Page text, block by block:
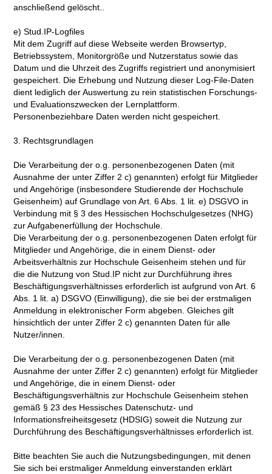
anschließend gelöscht..
e) Stud.IP-Logfiles
Mit dem Zugriff auf diese Webseite werden Browsertyp,
Betriebssystem, Monitorgröße und Nutzerstatus sowie das
Datum und die Uhrzeit des Zugriffs registriert und anonymisiert
gespeichert. Die Erhebung und Nutzung dieser Log-File-Daten
dient lediglich der Auswertung zu rein statistischen Forschungs-
und Evaluationszwecken der Lernplattform.
Personenbeziehbare Daten werden nicht gespeichert.
3. Rechtsgrundlagen
Die Verarbeitung der o.g. personenbezogenen Daten (mit
Ausnahme der unter Ziffer 2 c) genannten) erfolgt für Mitglieder
und Angehörige (insbesondere Studierende der Hochschule
Geisenheim) auf Grundlage von Art. 6 Abs. 1 lit. e) DSGVO in
Verbindung mit § 3 des Hessischen Hochschulgesetzes (NHG)
zur Aufgabenerfüllung der Hochschule.
Die Verarbeitung der o.g. personenbezogenen Daten erfolgt für
Mitglieder und Angehörige, die in einem Dienst- oder
Arbeitsverhältnis zur Hochschule Geisenheim stehen und für
die die Nutzung von Stud.IP nicht zur Durchführung ihres
Beschäftigungsverhältnisses erforderlich ist aufgrund von Art. 6
Abs. 1 lit. a) DSGVO (Einwilligung), die sie bei der erstmaligen
Anmeldung in elektronischer Form abgeben. Gleiches gilt
hinsichtlich der unter Ziffer 2 c) genannten Daten für alle
Nutzer/innen.
Die Verarbeitung der o.g. personenbezogenen Daten (mit
Ausnahme der unter Ziffer 2 c) genannten) erfolgt für Mitglieder
und Angehörige, die in einem Dienst- oder
Beschäftigungsverhältnis zur Hochschule Geisenheim stehen
gemäß § 23 des Hessisches Datenschutz- und
Informationsfreiheitsgesetz (HDSIG) soweit die Nutzung zur
Durchführung des Beschäftigungsverhältnisses erforderlich ist.
Bitte beachten Sie auch die Nutzungsbedingungen, mit denen
Sie sich bei erstmaliger Anmeldung einverstanden erklärt